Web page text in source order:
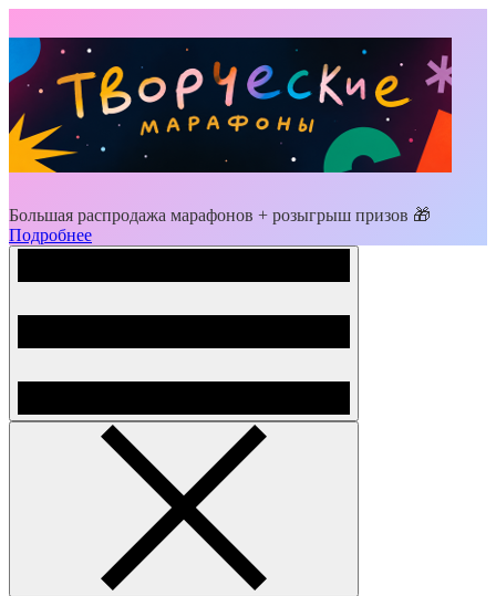
Большая распродажа марафонов + розыгрыш призов 🎁
Подробнее